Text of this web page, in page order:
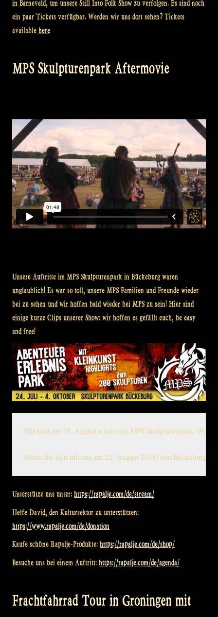
in Barneveld, um unsere Still Into Folk Show zu verfolgen. Es sind noch
ein paar Tickets verfügbar. Werden wir uns dort sehen? Tickets
available here
MPS Skulpturenpark Aftermovie
Unsere Auftritte im MPS Skulpturenpark in Bückeburg waren
unglaublich! Es war so toll, unsere MPS Familien und Freunde wieder
bei zu sehen und wir hoffen bald wieder bei MPS zu sein! Hier sind
einige kurze Clips unserer Show: wir hoffen es gefällt euch, be easy
and free!
Wir sind am 29. August wieder im MPS Skulpturenpark. Wir
Sehen Sie sich mit uns am 22. August 20:00 den Bückeburg
Unterstütze uns unter: https://rapalje.com/de/stream/
Helfe David, den Kultursektor zu unterstützen:
https://www.rapalje.com/de/donation
Kaufe schöne Rapalje-Produkte: https://rapalje.com/de/shop/
Besuche uns bei einem Auftritt: https://rapalje.com/de/agenda/
Frachtfahrrad Tour in Groningen mit